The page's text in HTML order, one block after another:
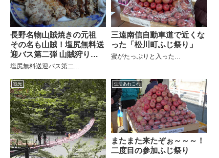
長野名物山賊焼きの元祖
その名も山賊！塩尻無料送
迎バス第二弾 山賊狩りツ
アー
塩尻無料送迎バス第二...
三遠南信自動車道で近くな
った「松川町ふじ祭り」
蜜がたっぷりと入った...
観光 生活あれこれ
またまた来たぞぉ～～～！
二度目の参加ふじ祭り